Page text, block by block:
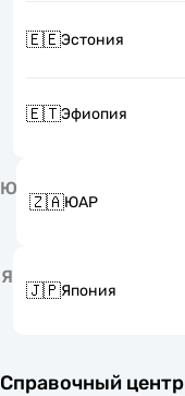
🇪🇪Эстония
🇪🇹Эфиопия
Ю
🇿🇦ЮАР
Я
🇯🇵Япония
Справочный центр